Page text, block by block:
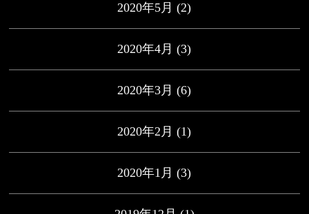
2020年5月 (2)
2020年4月 (3)
2020年3月 (6)
2020年2月 (1)
2020年1月 (3)